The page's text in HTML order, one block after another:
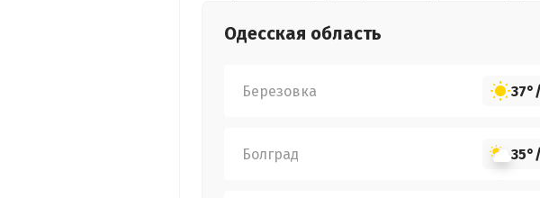
Одесская область
Березовка 37°/
Болград 35°/